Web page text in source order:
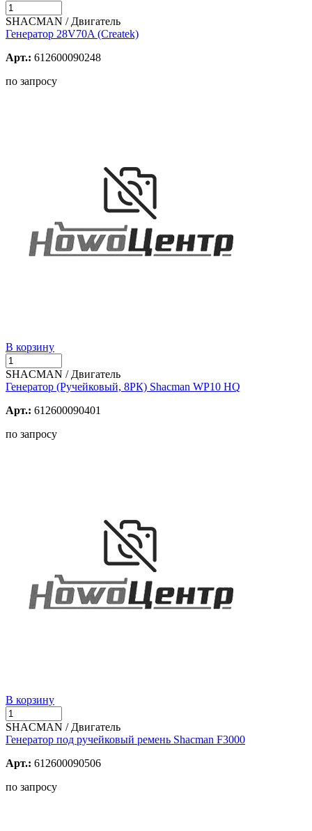
SHACMAN / Двигатель
Генератор 28V70A (Createk)
Арт.: 612600090248
по запросу
В корзину
SHACMAN / Двигатель
Генератор (Ручейковый, 8РК) Shacman WP10 HQ
Арт.: 612600090401
по запросу
В корзину
SHACMAN / Двигатель
Генератор под ручейковый ремень Shacman F3000
Арт.: 612600090506
по запросу